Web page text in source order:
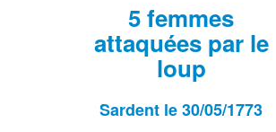
5 femmes
attaquées par le
loup
Sardent le 30/05/1773